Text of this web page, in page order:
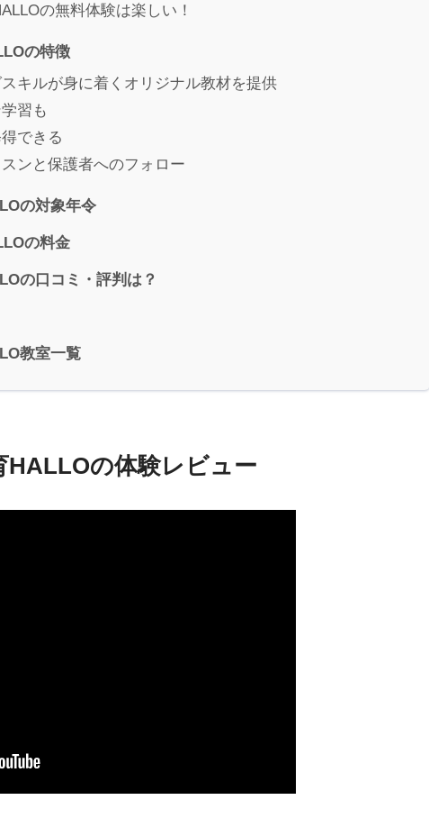
の無料体験は楽しい！
の特徴
キルが身に着くオリジナル教材を提供
習も
できる
ンと保護者へのフォロー
の対象年令
の料金
の口コミ・評判は？
教室一覧
HALLOの体験レビュー